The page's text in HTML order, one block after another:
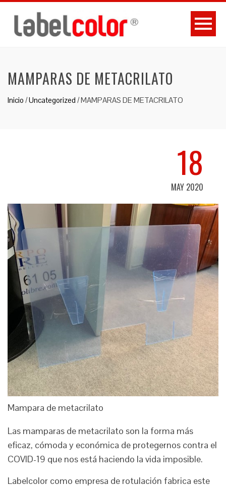
MAMPARAS DE METACRILATO
Inicio /Uncategorized /MAMPARAS DE METACRILATO
18
MAY 2020
Mampara de metacrilato
Las mamparas de metacrilato son la forma más
eficaz, cómoda y económica de protegernos contra el
COVID-19 que nos está haciendo la vida imposible.
Labelcolor como empresa de rotulación fabrica este